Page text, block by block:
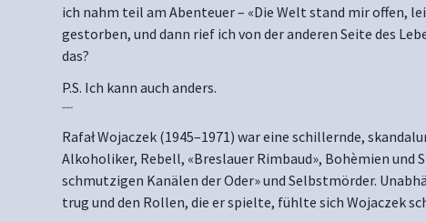
ich nahm teil am Abenteuer – «Die Welt stand mir offen,
gestorben, und dann rief ich von der anderen Seite des
das?
P.S. Ich kann auch anders.
---
Rafał Wojaczek (1945–1971) war eine schillernde,
Alkoholiker, Rebell, «Breslauer Rimbaud», Bohèmien und
schmutzigen Kanälen der Oder» und Selbstmörder.
trug und den Rollen, die er spielte, fühlte sich Wojaczek